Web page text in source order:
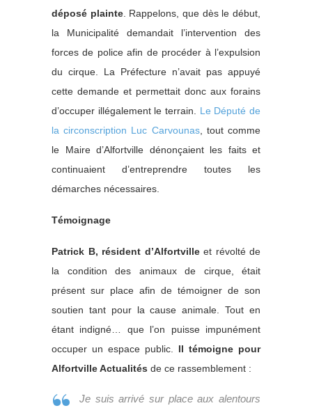
déposé plainte. Rappelons, que dès le début,
la Municipalité demandait l’intervention des
forces de police afin de procéder à l’expulsion
du cirque. La Préfecture n’avait pas appuyé
cette demande et permettait donc aux forains
d’occuper illégalement le terrain. Le Député de
la circonscription Luc Carvounas, tout comme
le Maire d’Alfortville dénonçaient les faits et
continuaient d’entreprendre toutes les
démarches nécessaires.
Témoignage
Patrick B, résident d’Alfortvilleet révolté de
la condition des animaux de cirque, était
présent sur place afin de témoigner de son
soutien tant pour la cause animale. Tout en
étant indigné… que l’on puisse impunément
occuper un espace public. Il témoigne pour
Alfortville Actualités de ce rassemblement :
Je suis arrivé sur place aux alentours